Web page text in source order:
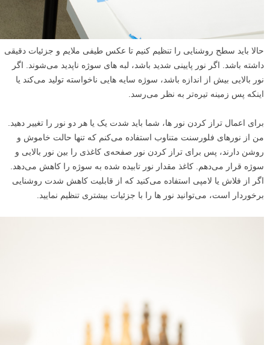
حالا باید سطح روشنایی را تنظیم کنیم تا عکس طیفی ملایم و جزئیات دقیقی
داشته باشد. اگر نور پایینی شدید باشد، لبه های سوژه ناپدید می‌شوند. اگر
نور بالایی بیش از اندازه باشد، سوژه‌ سایه‌ هایی ناخواسته‌ تولید می‌کند یا
اینکه پس زمینه تیره‌تر به نظر می‌رسد.
برای اعمال تراز کردن نور ها، شما باید شدت یک یا هر دو نور را تغییر دهید.
من از نورهای فلورسنت متناوب استفاده می‌کنم که تنها حالت خاموش و
روشن دارند، پس برای تراز کردن نور صفحه‌ی کاغذی را بین نور بالایی و
سوژه قرار می‌دهم. کاغذ مقدار نور تابیده شده به سوژه را کاهش می‌دهد.
اگر از فلاش یا لامپی استفاده می‌کنید که از قابلیت کاهش شدت روشنایی
برخوردار است، می‌توانید نور ها را با جزئیات بیشتری تنظیم نمایید.